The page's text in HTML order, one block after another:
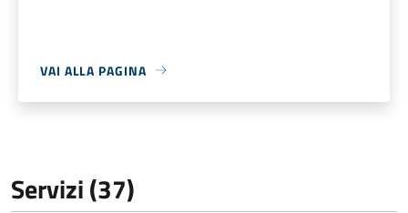
VAI ALLA PAGINA
Servizi (37)